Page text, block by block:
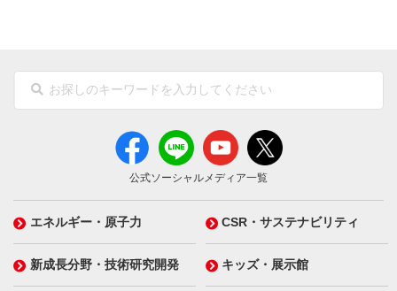
公式ソーシャルメディア一覧
エネルギー・原子力 CSR・サステナビリティ
新成長分野・技術研究開発 キッズ・展示館